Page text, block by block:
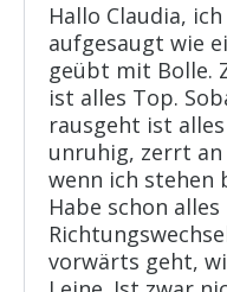
Hallo Claudia,
aufgesaugt wie
geübt mit Bolle.
ist alles Top.
rausgeht ist
unruhig, zerrt
wenn ich stehen
Habe schon
vorwärts geht,